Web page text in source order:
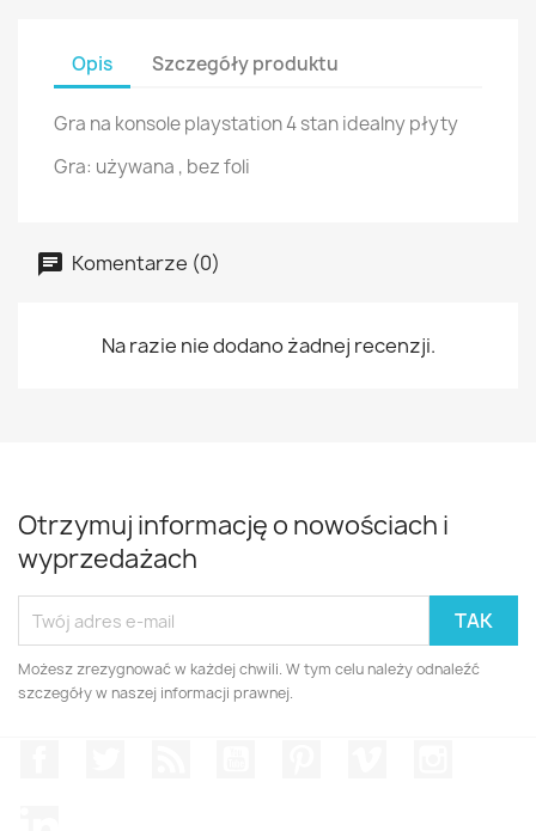
Opis Szczegóły produktu
Gra na konsole playstation 4 stan idealny płyty
Gra: używana , bez foli
Komentarze (0)
Na razie nie dodano żadnej recenzji.
Otrzymuj informację o nowościach i
wyprzedażach
Możesz zrezygnować w każdej chwili. W tym celu należy odnaleźć
szczegóły w naszej informacji prawnej.